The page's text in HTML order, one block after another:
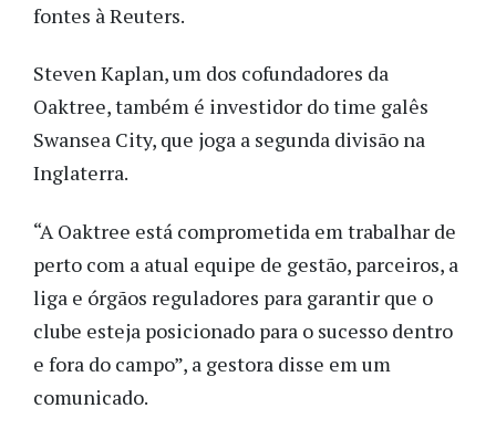
fontes à Reuters.
Steven Kaplan, um dos cofundadores da
Oaktree, também é investidor do time galês
Swansea City, que joga a segunda divisão na
Inglaterra.
“A Oaktree está comprometida em trabalhar de
perto com a atual equipe de gestão, parceiros, a
liga e órgãos reguladores para garantir que o
clube esteja posicionado para o sucesso dentro
e fora do campo”, a gestora disse em um
comunicado.